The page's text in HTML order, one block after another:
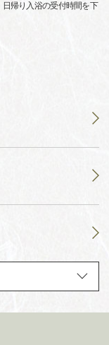
帰り入浴の受付時間を下